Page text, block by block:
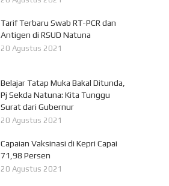
Tarif Terbaru Swab RT-PCR dan
Antigen di RSUD Natuna
20 Agustus 2021
Belajar Tatap Muka Bakal Ditunda,
Pj Sekda Natuna: Kita Tunggu
Surat dari Gubernur
20 Agustus 2021
Capaian Vaksinasi di Kepri Capai
71,98 Persen
20 Agustus 2021